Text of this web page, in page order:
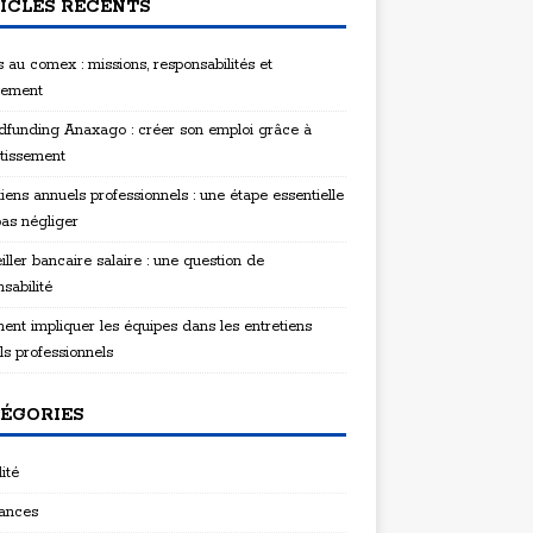
RÉCENTS
au comex : missions, responsabilités et
Anaxago : créer son emploi grâce à
annuels professionnels : une étape essentielle
négliger
bancaire salaire : une question de
impliquer les équipes dans les entretiens
professionnels